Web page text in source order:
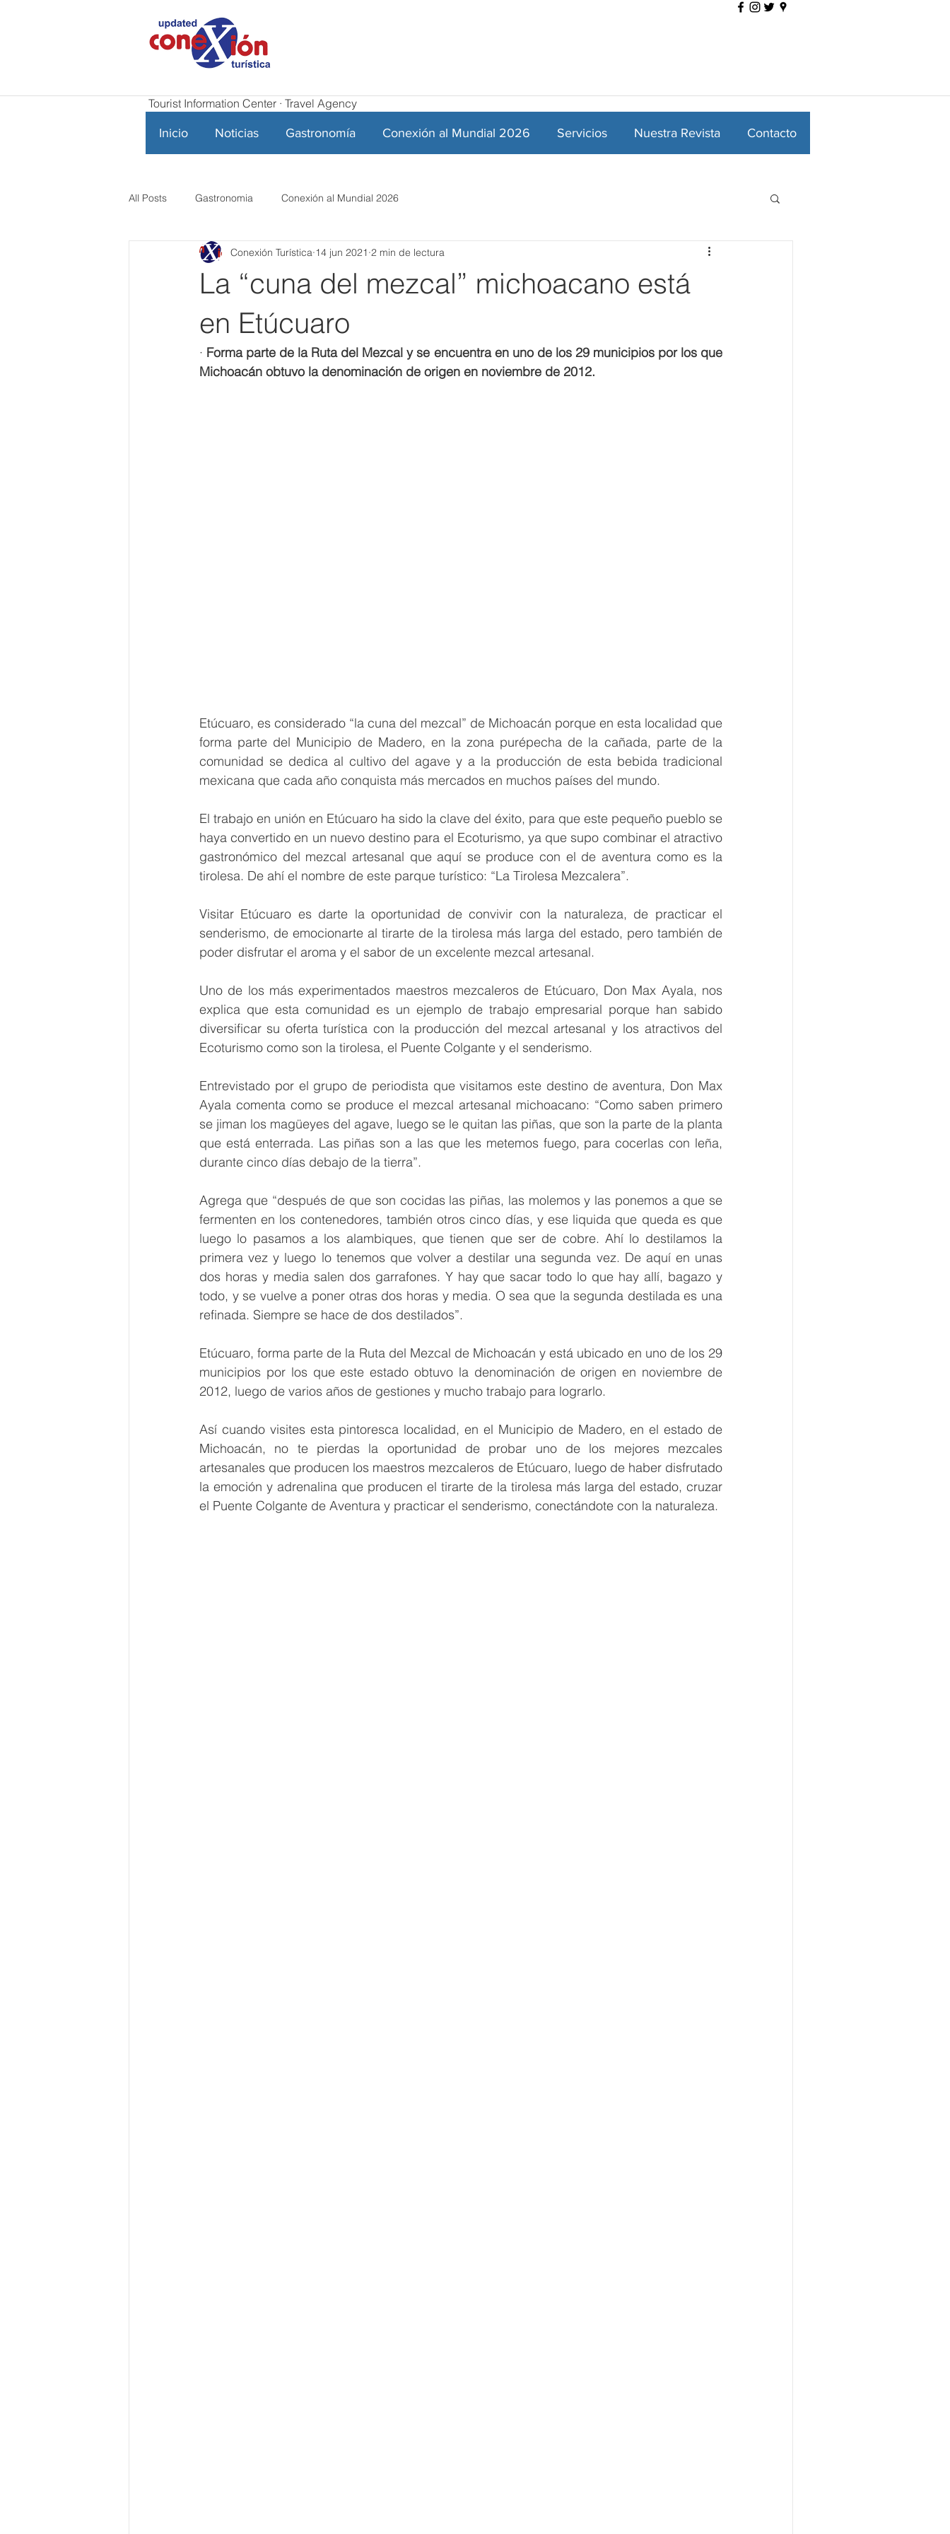
Tourist Information Center · Travel Agency
Inicio Noticias Gastronomía Conexión al Mundial 2026 Servicios Nuestra Revista Contacto
All Posts Gastronomia Conexión al Mundial 2026
La “cuna del mezcal” michoacano está
en Etúcuaro
Conexión Turística 14 jun 2021 2 min de lectura
· Forma parte de la Ruta del Mezcal y se encuentra en uno de los 29 municipios por los que
Michoacán obtuvo la denominación de origen en noviembre de 2012.
Etúcuaro, es considerado “la cuna del mezcal” de Michoacán porque en esta localidad que
forma parte del Municipio de Madero, en la zona purépecha de la cañada, parte de la
comunidad se dedica al cultivo del agave y a la producción de esta bebida tradicional
mexicana que cada año conquista más mercados en muchos países del mundo.
El trabajo en unión en Etúcuaro ha sido la clave del éxito, para que este pequeño pueblo se
haya convertido en un nuevo destino para el Ecoturismo, ya que supo combinar el atractivo
gastronómico del mezcal artesanal que aquí se produce con el de aventura como es la
tirolesa. De ahí el nombre de este parque turístico: “La Tirolesa Mezcalera”.
Visitar Etúcuaro es darte la oportunidad de convivir con la naturaleza, de practicar el
senderismo, de emocionarte al tirarte de la tirolesa más larga del estado, pero también de
poder disfrutar el aroma y el sabor de un excelente mezcal artesanal.
Uno de los más experimentados maestros mezcaleros de Etúcuaro, Don Max Ayala, nos
explica que esta comunidad es un ejemplo de trabajo empresarial porque han sabido
diversificar su oferta turística con la producción del mezcal artesanal y los atractivos del
Ecoturismo como son la tirolesa, el Puente Colgante y el senderismo.
Entrevistado por el grupo de periodista que visitamos este destino de aventura, Don Max
Ayala comenta como se produce el mezcal artesanal michoacano: “Como saben primero
se jiman los magüeyes del agave, luego se le quitan las piñas, que son la parte de la planta
que está enterrada. Las piñas son a las que les metemos fuego, para cocerlas con leña,
durante cinco días debajo de la tierra”.
Agrega que “después de que son cocidas las piñas, las molemos y las ponemos a que se
fermenten en los contenedores, también otros cinco días, y ese liquida que queda es que
luego lo pasamos a los alambiques, que tienen que ser de cobre. Ahí lo destilamos la
primera vez y luego lo tenemos que volver a destilar una segunda vez. De aquí en unas
dos horas y media salen dos garrafones. Y hay que sacar todo lo que hay allí, bagazo y
todo, y se vuelve a poner otras dos horas y media. O sea que la segunda destilada es una
refinada. Siempre se hace de dos destilados”.
Etúcuaro, forma parte de la Ruta del Mezcal de Michoacán y está ubicado en uno de los 29
municipios por los que este estado obtuvo la denominación de origen en noviembre de
2012, luego de varios años de gestiones y mucho trabajo para lograrlo.
Así cuando visites esta pintoresca localidad, en el Municipio de Madero, en el estado de
Michoacán, no te pierdas la oportunidad de probar uno de los mejores mezcales
artesanales que producen los maestros mezcaleros de Etúcuaro, luego de haber disfrutado
la emoción y adrenalina que producen el tirarte de la tirolesa más larga del estado, cruzar
el Puente Colgante de Aventura y practicar el senderismo, conectándote con la naturaleza.